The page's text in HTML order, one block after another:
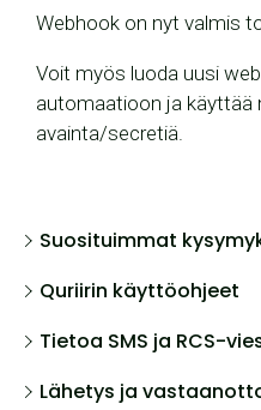
Suosituimmat
Quriirin käyttöohjeet
Tietoa SMS ja RCS-
Lähetys ja
Webhook on nyt valmis
Voit myös luoda uusi
automaatioon ja käyttää
avainta/secretiä.